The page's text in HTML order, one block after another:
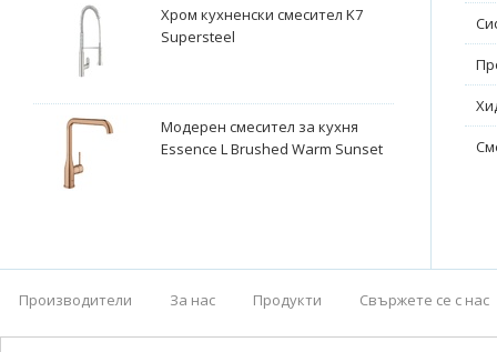
Хром кухненски смесител K7
Supersteel
Модерен смесител за кухня
Essence L Brushed Warm Sunset
Производители За нас Продукти Свържете се с нас